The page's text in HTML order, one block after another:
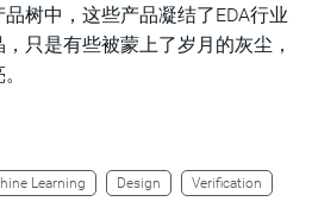
树中，这些产品凝结了EDA行业
只是有些被蒙上了岁月的灰尘，
Learning Design Verification